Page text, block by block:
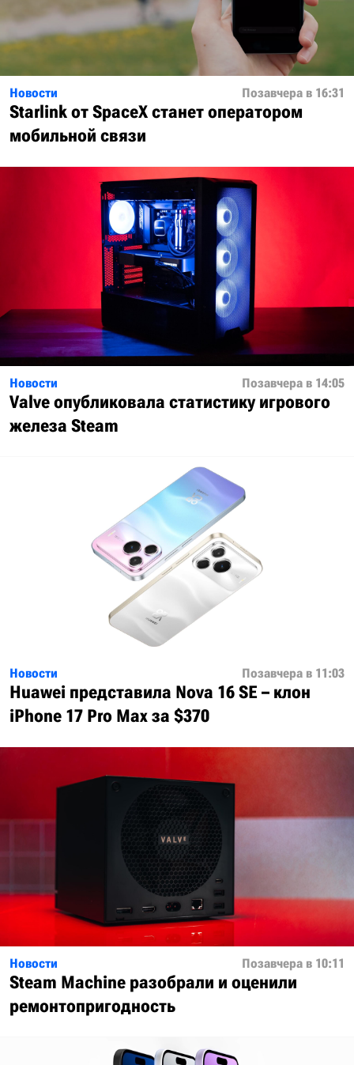
Новости Позавчера в 16:31
Starlink от SpaceX станет оператором
мобильной связи
Новости Позавчера в 14:05
Valve опубликовала статистику игрового
железа Steam
Новости Позавчера в 11:03
Huawei представила Nova 16 SE – клон
iPhone 17 Pro Max за $370
Новости Позавчера в 10:11
Steam Machine разобрали и оценили
ремонтопригодность